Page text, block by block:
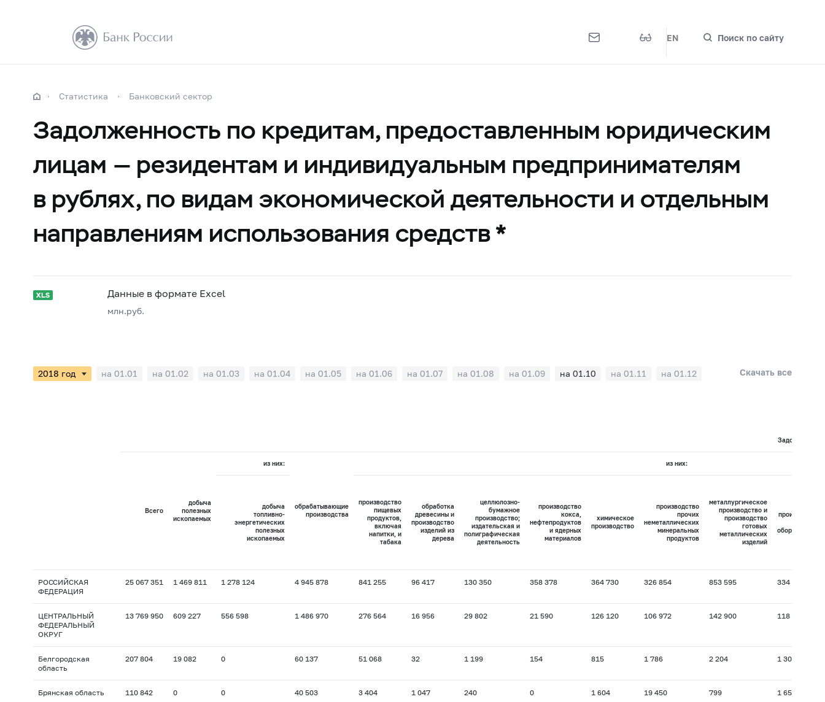
EN Поиск по сайту
Статистика Банковский сектор
Задолженность по кредитам, предоставленным юридическим
лицам — резидентам и индивидуальным предпринимателям
в рублях, по видам экономической деятельности и отдельным
направлениям использования средств *
Данные в формате Excel
млн.руб.
на 01.01 на 01.02 на 01.03 на 01.04 на 01.05 на 01.06 на 01.07 на 01.08 на 01.09 на 01.10 на 01.11 на 01.12 Скачать все
Всего
добыча
полезных
ископаемых
из них:
обрабатывающие
производства
из них:
добыча
топливно-
энергетических
полезных
ископаемых
производство
пищевых
продуктов,
включая
напитки, и
табака
обработка
древесины и
производство
изделий из
дерева
целлюлозно-
бумажное
производство;
издательская и
полиграфическая
деятельность
производство
кокса,
нефтепродуктов
и ядерных
материалов
химическое
производство
производство
прочих
неметаллических
минеральных
продуктов
металлургическое
производство и
производство
готовых
металлических
изделий
производство
оборудования
РОССИЙСКАЯ
ФЕДЕРАЦИЯ
25 067 351 1 469 811 1 278 124 4 945 878 841 255 96 417 130 350 358 378 364 730 326 854 853 595 334 870
ЦЕНТРАЛЬНЫЙ
ФЕДЕРАЛЬНЫЙ
ОКРУГ
13 769 950 609 227 556 598 1 486 970 276 564 16 956 29 802 21 590 126 120 106 972 142 900 118 923
Белгородская
область
207 804 19 082 0 60 137 51 068 32 1 199 154 815 1 786 2 204 1 304
Брянская область 110 842 0 0 40 503 3 404 1 047 240 0 1 604 19 450 799 1 655